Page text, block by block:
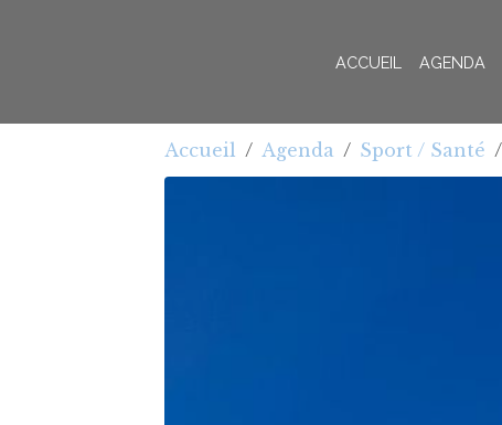
ACCUEIL AGENDA
Accueil Agenda Sport / Santé